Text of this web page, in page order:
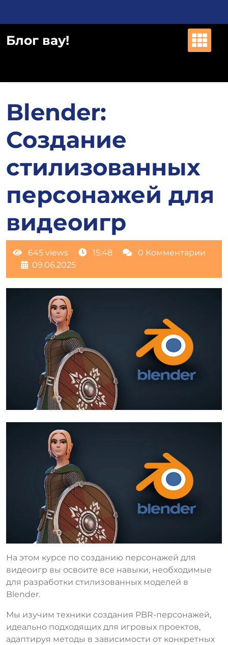
Блог вау!
Blender:
Создание
стилизованных
персонажей для
видеоигр
645 views 15:48
0 Комментарии
09.06.2025
На этом курсе по созданию персонажей для
видеоигр вы освоите все навыки, необходимые
для разработки стилизованных моделей в
Blender.
Мы изучим техники создания PBR-персонажей,
идеально подходящих для игровых проектов,
адаптируя методы в зависимости от конкретных